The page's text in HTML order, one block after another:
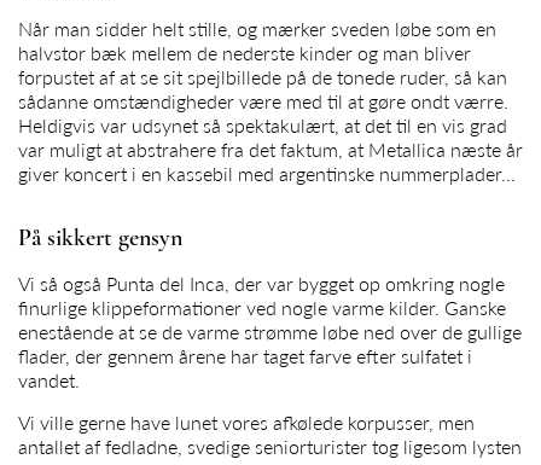
Når man sidder helt stille, og mærker sveden løbe som en
halvstor bæk mellem de nederste kinder og man bliver
forpustet af at se sit spejlbillede på de tonede ruder, så kan
sådanne omstændigheder være med til at gøre ondt værre.
Heldigvis var udsynet så spektakulært, at det til en vis grad
var muligt at abstrahere fra det faktum, at Metallica næste år
giver koncert i en kassebil med argentinske nummerplader...
På sikkert gensyn
Vi så også Punta del Inca, der var bygget op omkring nogle
finurlige klippeformationer ved nogle varme kilder. Ganske
enestående at se de varme strømme løbe ned over de gullige
flader, der gennem årene har taget farve efter sulfatet i
vandet.
Vi ville gerne have lunet vores afkølede korpusser, men
antallet af fedladne, svedige seniorturister tog ligesom lysten